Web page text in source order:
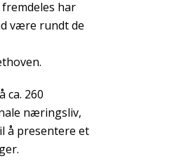
har
være rundt de
ca. 260
næringsliv,
å presentere et